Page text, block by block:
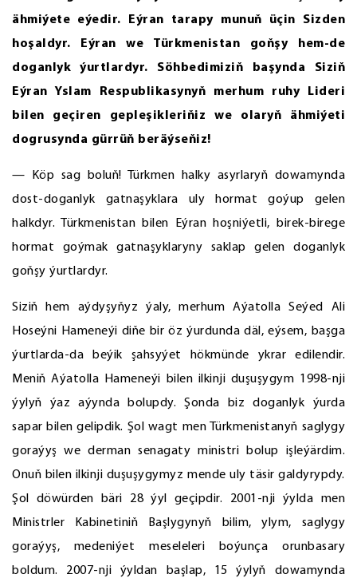
ähmiýete eýedir. Eýran tarapy munuň üçin Sizden
hoşaldyr. Eýran we Türkmenistan goňşy hem-de
doganlyk ýurtlardyr. Söhbedimiziň başynda Siziň
Eýran Yslam Respublikasynyň merhum ruhy Lideri
bilen geçiren gepleşikleriňiz we olaryň ähmiýeti
dogrusynda gürrüň beräýseňiz!
— Köp sag boluň! Türkmen halky asyrlaryň dowamynda
dost-doganlyk gatnaşyklara uly hormat goýup gelen
halkdyr. Türkmenistan bilen Eýran hoşniýetli, birek-birege
hormat goýmak gatnaşyklaryny saklap gelen doganlyk
goňşy ýurtlardyr.
Siziň hem aýdyşyňyz ýaly, merhum Aýatolla Seýed Ali
Hoseýni Hameneýi diňe bir öz ýurdunda däl, eýsem, başga
ýurtlarda-da beýik şahsyýet hökmünde ykrar edilendir.
Meniň Aýatolla Hameneýi bilen ilkinji duşuşygym 1998-nji
ýylyň ýaz aýynda bolupdy. Şonda biz doganlyk ýurda
sapar bilen gelipdik. Şol wagt men Türkmenistanyň saglygy
goraýyş we derman senagaty ministri bolup işleýärdim.
Onuň bilen ilkinji duşuşygymyz mende uly täsir galdyrypdy.
Şol döwürden bäri 28 ýyl geçipdir. 2001-nji ýylda men
Ministrler Kabinetiniň Başlygynyň bilim, ylym, saglygy
goraýyş, medeniýet meseleleri boýunça orunbasary
boldum. 2007-nji ýyldan başlap, 15 ýylyň dowamynda